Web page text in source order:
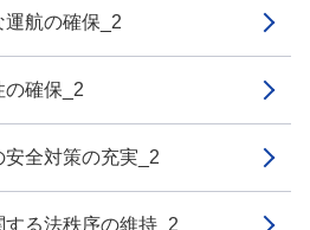
航の確保_2
確保_2
全対策の充実_2
る法秩序の維持_2